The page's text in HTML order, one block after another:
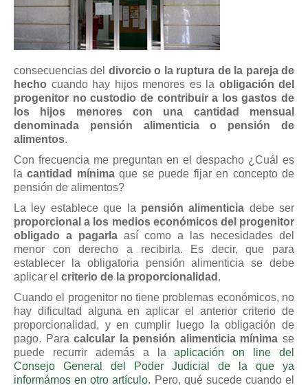
consecuencias del divorcio o la ruptura de la pareja de
hecho cuando hay hijos menores es la obligación del
progenitor no custodio de contribuir a los gastos de
los hijos menores con una cantidad mensual
denominada pensión alimenticia o pensión de
alimentos.
Con frecuencia me preguntan en el despacho ¿Cuál es
lacantidad mínimaque se puede fijar en concepto de
pensión de alimentos?
La ley establece que la pensión alimenticia debe ser
proporcional a los medios económicos del progenitor
obligado a pagarla así como a las necesidades del
menor con derecho a recibirla. Es decir, que para
establecer la obligatoria pensión alimenticia se debe
aplicar el criterio de la proporcionalidad .
Cuando el progenitor no tiene problemas económicos, no
hay dificultad alguna en aplicar el anterior criterio de
proporcionalidad, y en cumplir luego la obligación de
pago. Paracalcular la pensión alimenticia mínima se
puede recurrir además a laaplicación on line del
Consejo General del Poder Judicial de la que ya
informámos en otro artículo. Pero, qué sucede cuando el